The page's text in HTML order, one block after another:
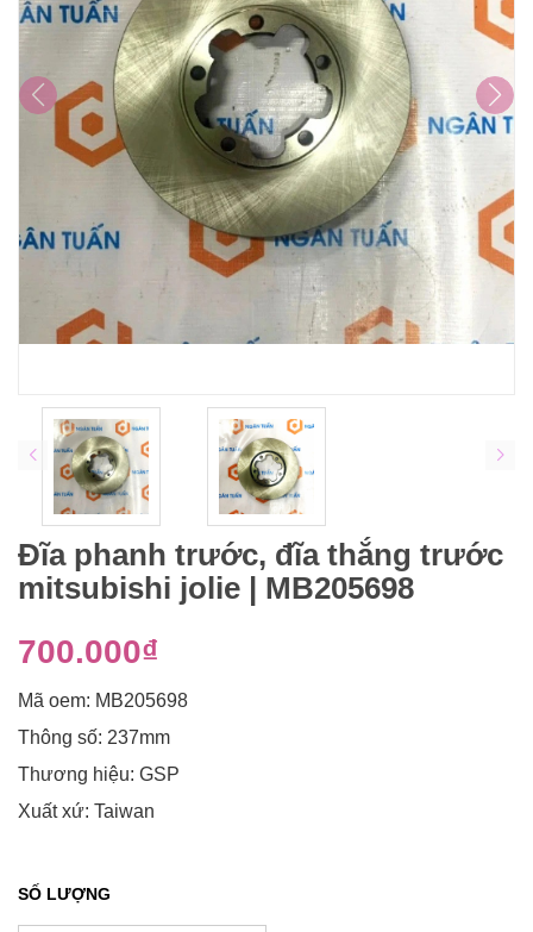
Đĩa phanh trước, đĩa thắng trước
mitsubishi jolie | MB205698
700.000₫
Mã oem: MB205698
Thông số: 237mm
Thương hiệu: GSP
Xuất xứ: Taiwan
SỐ LƯỢNG